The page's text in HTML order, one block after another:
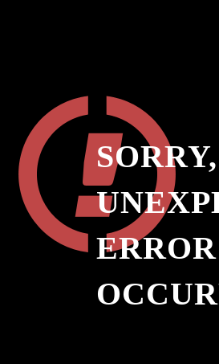
ERROR